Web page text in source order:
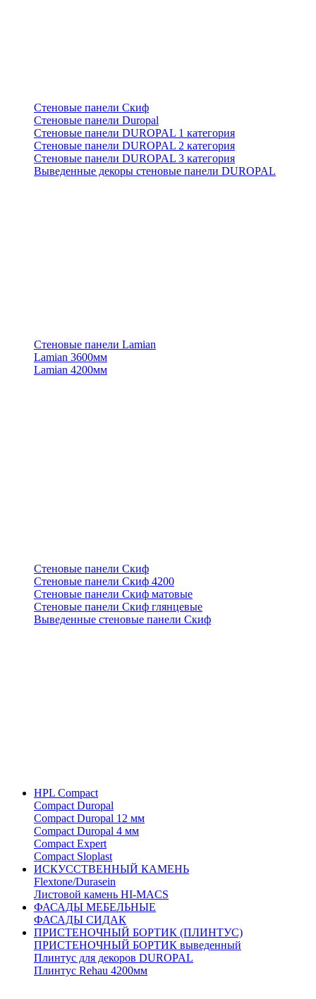
Стеновые панели Скиф
Стеновые панели Duropal
Стеновые панели DUROPAL 1 категория
Стеновые панели DUROPAL 2 категория
Стеновые панели DUROPAL 3 категория
Выведенные декоры стеновые панели DUROPAL
Стеновые панели Lamian
Lamian 3600мм
Lamian 4200мм
Стеновые панели Скиф
Стеновые панели Скиф 4200
Стеновые панели Скиф матовые
Стеновые панели Скиф глянцевые
Выведенные стеновые панели Скиф
HPL Compact
Compact Duropal
Compact Duropal 12 мм
Compact Duropal 4 мм
Compact Expert
Compact Sloplast
ИСКУССТВЕННЫЙ КАМЕНЬ
Flextone/Durasein
Листовой камень HI-MACS
ФАСАДЫ МЕБЕЛЬНЫЕ
ФАСАДЫ СИДАК
ПРИСТЕНОЧНЫЙ БОРТИК (ПЛИНТУС)
ПРИСТЕНОЧНЫЙ БОРТИК выведенный
Плинтус для декоров DUROPAL
Плинтус Rehau 4200мм